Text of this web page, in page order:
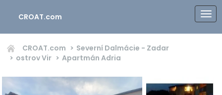
CROAT.com
CROAT.com
Severní Dalmácie - Zadar
ostrov Vir
Apartmán Adria